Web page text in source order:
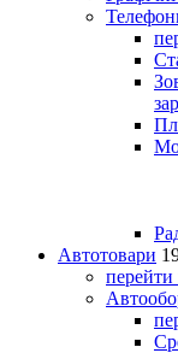
Автотовари